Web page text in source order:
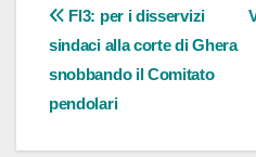
Navigazione
articoli
Fl3: per i disservizi
sindaci alla corte di Ghera
snobbando il Comitato
pendolari